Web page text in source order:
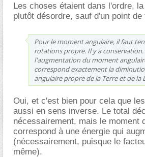
Les choses étaient dans l'ordre,
plutôt désordre, sauf d'un point
Pour le moment angulaire, il faut
rotations propre. Il y a conservation.
l'augmentation du moment
correspond exactement la
angulaire propre de la Terre et de la
Oui, et c'est bien pour cela que
aussi en sens inverse. Le total
nécessairement, mais le moment
correspond à une énergie qui
(nécessairement, puisque le
même).